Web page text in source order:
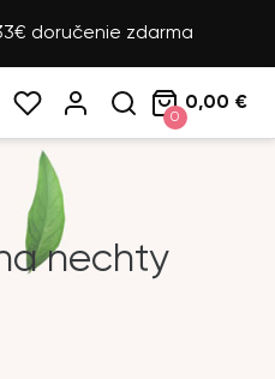
doručenie zdarma
0
0,00 €
nechty